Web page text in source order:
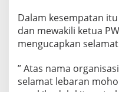
Dalam kesempatan
dan mewakili ketua
mengucapkan
” Atas nama
selamat lebaran